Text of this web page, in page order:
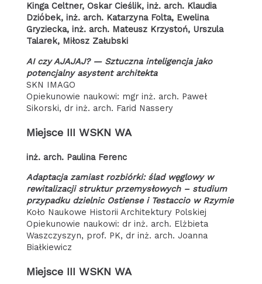
Kinga Celtner, Oskar Cieślik, inż. arch. Klaudia
Dzióbek, inż. arch. Katarzyna Folta, Ewelina
Gryziecka, inż. arch. Mateusz Krzystoń, Urszula
Talarek, Miłosz Załubski
AI czy AJAJAJ? — Sztuczna inteligencja jako
potencjalny asystent architekta
SKN IMAGO
Opiekunowie naukowi: mgr inż. arch. Paweł
Sikorski, dr inż. arch. Farid Nassery
Miejsce III WSKN WA
inż. arch. Paulina Ferenc
Adaptacja zamiast rozbiórki: ślad węglowy w
rewitalizacji struktur przemysłowych – studium
przypadku dzielnic Ostiense i Testaccio w Rzymie
Koło Naukowe Historii Architektury Polskiej
Opiekunowie naukowi: dr inż. arch. Elżbieta
Waszczyszyn, prof. PK, dr inż. arch. Joanna
Białkiewicz
Miejsce III WSKN WA